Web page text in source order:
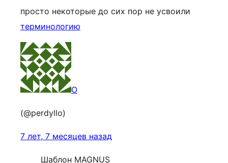
просто некоторые до сих пор не усвоили
терминологию
O
(@perdyllo)
7 лет, 7 месяцев назад
Шаблон MAGNUS